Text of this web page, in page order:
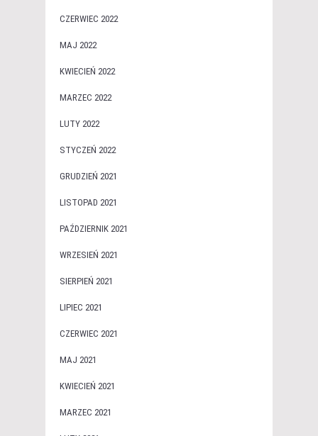
CZERWIEC 2022
MAJ 2022
KWIECIEŃ 2022
MARZEC 2022
LUTY 2022
STYCZEŃ 2022
GRUDZIEŃ 2021
LISTOPAD 2021
PAŹDZIERNIK 2021
WRZESIEŃ 2021
SIERPIEŃ 2021
LIPIEC 2021
CZERWIEC 2021
MAJ 2021
KWIECIEŃ 2021
MARZEC 2021